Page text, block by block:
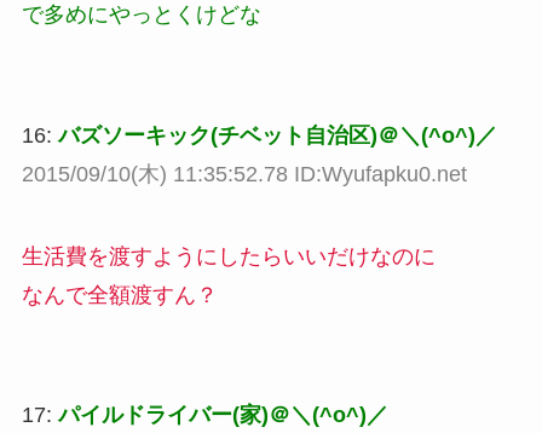
で多めにやっとくけどな
16:バズソーキック(チベット自治区)＠＼(^o^)／
2015/09/10(木) 11:35:52.78 ID:Wyufapku0.net
生活費を渡すようにしたらいいだけなのに
なんで全額渡すん？
17:パイルドライバー(家)＠＼(^o^)／